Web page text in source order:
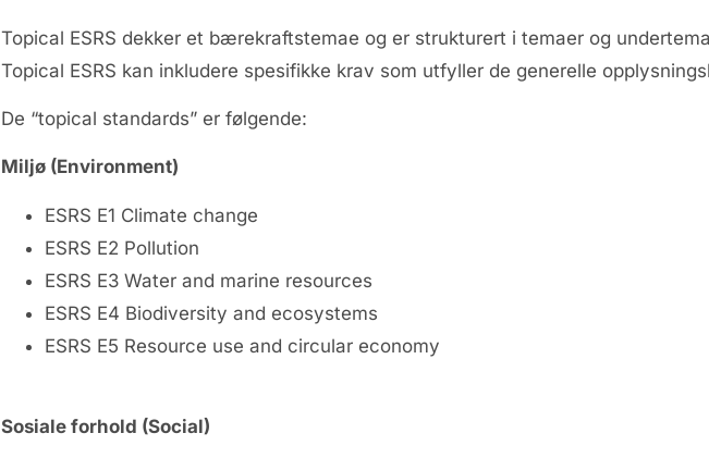
Topical ESRS dekker et bærekraftstemae og er strukturert i temaer og
Topical ESRS kan inkludere spesifikke krav som utfyller de generelle
De “topical standards” er følgende:
Miljø (Environment)
ESRS E1 Climate change
ESRS E2 Pollution
ESRS E3 Water and marine resources
ESRS E4 Biodiversity and ecosystems
ESRS E5 Resource use and circular economy
Sosiale forhold (Social)